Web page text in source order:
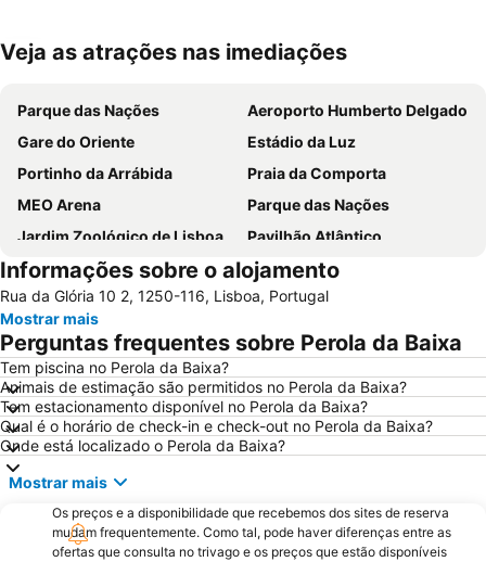
Ampliar mapa
Veja as atrações nas imediações
Parque das Nações
Aeroporto Humberto Delgado
Gare do Oriente
Estádio da Luz
Portinho da Arrábida
Praia da Comporta
MEO Arena
Parque das Nações
Jardim Zoológico de Lisboa
Pavilhão Atlântico
Passeio Marítimo de Algés
Benfica
Baixa de Lisboa
Parque Eduardo VII
Praça de Touros de Campo Pequeno
Praia das Azenhas do Mar
Estação de Caminhos de Ferro de Sete Rios
Belém
Avenida da Liberdade
da Figueirinha
Marquês de Pombal
Estádio do Restelo
Praia das Maçãs
Fonte da Telha
Praia Tróia Mar
Parque Natural da Arrabida
Campo Grande
Lagoa de Albufeira
do Ouro Sesimbra
Informações sobre o alojamento
Rua da Glória 10 2, 1250-116, Lisboa, Portugal
Mostrar mais
Perguntas frequentes sobre Perola da Baixa
Tem piscina no Perola da Baixa?
Animais de estimação são permitidos no Perola da Baixa?
Tem estacionamento disponível no Perola da Baixa?
Qual é o horário de check-in e check-out no Perola da Baixa?
Onde está localizado o Perola da Baixa?
Mostrar mais
Os preços e a disponibilidade que recebemos dos sites de reserva
mudam frequentemente. Como tal, pode haver diferenças entre as
ofertas que consulta no trivago e os preços que estão disponíveis